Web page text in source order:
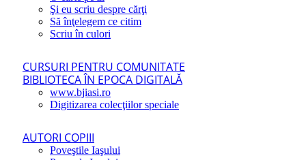
Şi eu scriu despre cărţi
Să înţelegem ce citim
Scriu în culori
CURSURI PENTRU COMUNITATE
BIBLIOTECA ÎN EPOCA DIGITALĂ
www.bjiasi.ro
Digitizarea colecţiilor speciale
AUTORI COPIII
Poveştile Iaşului